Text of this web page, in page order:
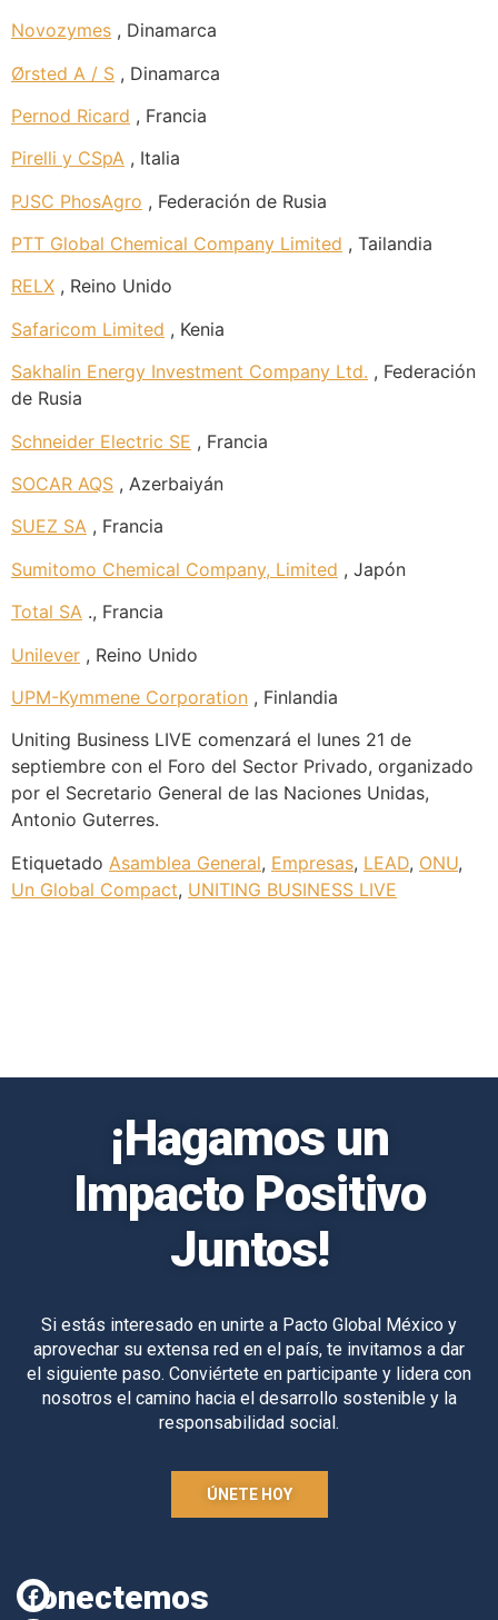
Novozymes , Dinamarca
Ørsted A / S , Dinamarca
Pernod Ricard , Francia
Pirelli y CSpA , Italia
PJSC PhosAgro , Federación de Rusia
PTT Global Chemical Company Limited , Tailandia
RELX , Reino Unido
Safaricom Limited , Kenia
Sakhalin Energy Investment Company Ltd. , Federación
de Rusia
Schneider Electric SE , Francia
SOCAR AQS , Azerbaiyán
SUEZ SA , Francia
Sumitomo Chemical Company, Limited , Japón
Total SA ., Francia
Unilever , Reino Unido
UPM-Kymmene Corporation , Finlandia
Uniting Business LIVE comenzará el lunes 21 de
septiembre con el Foro del Sector Privado, organizado
por el Secretario General de las Naciones Unidas,
Antonio Guterres.
Etiquetado Asamblea General, Empresas, LEAD, ONU,
Un Global Compact, UNITING BUSINESS LIVE
¡Hagamos un
Impacto Positivo
Juntos!
Si estás interesado en unirte a Pacto Global México y
aprovechar su extensa red en el país, te invitamos a dar
el siguiente paso. Conviértete en participante y lidera con
nosotros el camino hacia el desarrollo sostenible y la
responsabilidad social.
ÚNETE HOY
Conectemos